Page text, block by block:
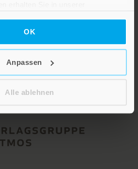
OK
Anpassen
Alle ablehnen
Finden, Schönes schaffen
Hardcover mit Spotlack